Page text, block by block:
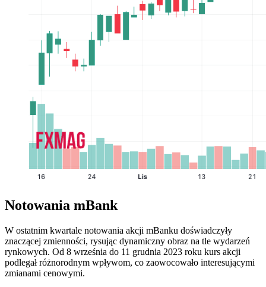
Notowania mBank
W ostatnim kwartale notowania akcji mBanku doświadczyły
znaczącej zmienności, rysując dynamiczny obraz na tle wydarzeń
rynkowych. Od 8 września do 11 grudnia 2023 roku kurs akcji
podlegał różnorodnym wpływom, co zaowocowało interesującymi
zmianami cenowymi.